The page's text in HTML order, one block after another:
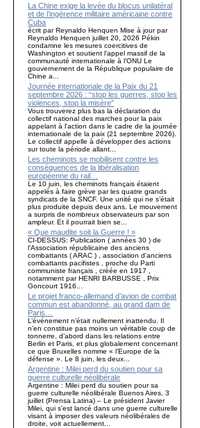
La Chine exige la levée du blocus unilatéral
et de l’ingérence militaire américaine contre
Cuba
écrit par Reynaldo Henquen Mise à jour par
Reynaldo Henquen juillet 20, 2026 Pékin
condamne les mesures coercitives de
Washington et soutient l’appel massif de la
communauté internationale à l’ONU Le
gouvernement de la République populaire de
Chine a...
Journée internationale de la Paix du 21
septembre 2026 : “stop les guerres, stop les
violences, stop la misère”
Vous trouverez plus bas la déclaration du
collectif national des marches pour la paix
appelant à l'action dans le cadre de la journée
internationale de la paix (21 septembre 2026).
Le collectif appelle à développer des actions
sur toute la période allant...
Les cheminots se mobilisent contre les
conséquences de la libéralisation
européenne du rail…
Le 10 juin, les cheminots français étaient
appelés à faire grève par les quatre grands
syndicats de la SNCF. Une unité qui ne s’était
plus produite depuis deux ans. Le mouvement
a surpris de nombreux observateurs par son
ampleur. Et il pourrait bien se...
« Que maudite soit la Guerre ! »
CI-DESSUS: Publication ( années 30 ) de
l'Association républicaine des anciens
combattants ( ARAC ) , association d'anciens
combattants pacifistes , proche du Parti
communiste français , créée en 1917 ,
notamment par HENRI BARBUSSE , Prix
Goncourt 1916...
Le projet franco-allemand d’avion de combat
commun est abandonné, au grand dam de
Paris…
L’événement n’était nullement inattendu. Il
n’en constitue pas moins un véritable coup de
tonnerre, d’abord dans les relations entre
Berlin et Paris, et plus globalement concernant
ce que Bruxelles nomme « l’Europe de la
défense ». Le 8 juin, les deux...
Argentine : Milei perd du soutien pour sa
guerre culturelle néolibérale
Argentine : Milei perd du soutien pour sa
guerre culturelle néolibérale Buenos Aires, 3
juillet (Prensa Latina) – Le président Javier
Milei, qui s'est lancé dans une guerre culturelle
visant à imposer des valeurs néolibérales de
droite, voit actuellement...